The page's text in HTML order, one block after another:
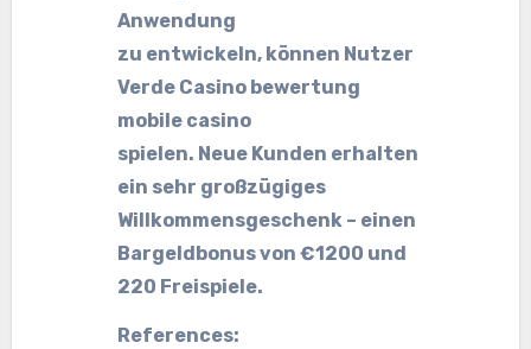
Anwendung
zu entwickeln, können Nutzer
Verde Casino bewertung
mobile casino
spielen. Neue Kunden erhalten
ein sehr großzügiges
Willkommensgeschenk – einen
Bargeldbonus von €1200 und
220 Freispiele.
References: